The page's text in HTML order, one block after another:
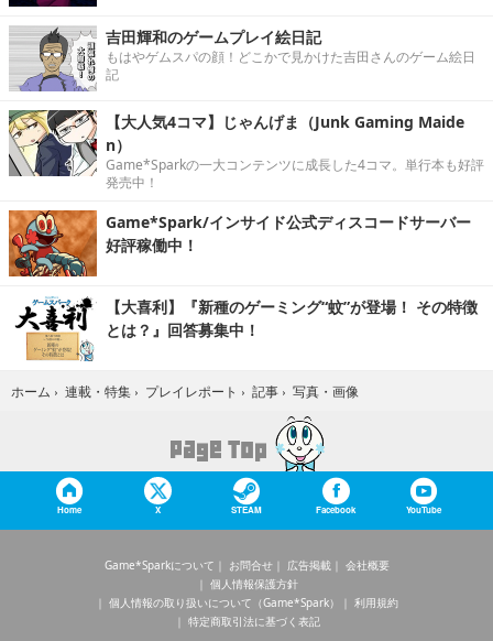
吉田輝和のゲームプレイ絵日記
もはやゲムスパの顔！どこかで見かけた吉田さんのゲーム絵日
記
【大人気4コマ】じゃんげま（Junk Gaming Maide
n）
Game*Sparkの一大コンテンツに成長した4コマ。単行本も好評
発売中！
Game*Spark/インサイド公式ディスコードサーバー
好評稼働中！
【大喜利】『新種のゲーミング“蚊”が登場！ その特徴
とは？』回答募集中！
ホーム › 連載・特集 › プレイレポート › 記事 › 写真・画像
Home X STEAM Facebook YouTube
Game*Sparkについて お問合せ 広告掲載
会社概要
個人情報保護方針
個人情報の取り扱いについて（Game*Spark）
利用規約
特定商取引法に基づく表記